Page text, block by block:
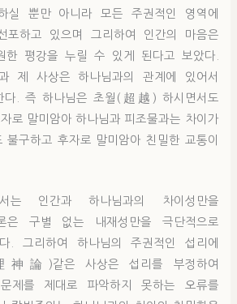
뿐만 아니라 모든 주권적인 영역에
포하고 있으며 그리하여 인간의 마음은
한 평강을 누릴 수 있게 된다고 보았다.
제 사상은 하나님과의 관계에 있어서
다. 즉 하나님은 초월(超越) 하시면서도
로 말미암아 하나님과 피조물과는 차이가
불구하고 후자로 말미암아 친밀한 교통이
는 인간과 하나님과의 차이성만을
은 구별 없는 내재성만을 극단적으로
. 그리하여 하나님의 주권적인 섭리에
神論)같은 사상은 섭리를 부정하여
제를 제대로 파악하지 못하는 오류를